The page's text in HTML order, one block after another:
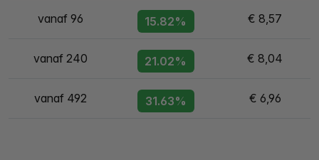
vanaf 96 15.82% € 8,57
vanaf 240 21.02% € 8,04
vanaf 492 31.63% € 6,96